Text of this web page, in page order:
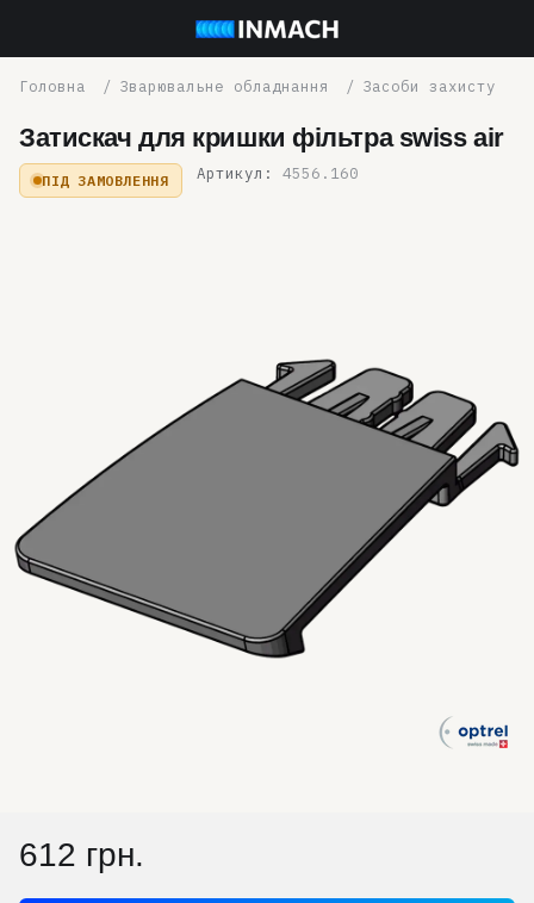
Зварювальне обладнання Засоби захисту
Затискач для кришки фільтра swiss air
ПІД ЗАМОВЛЕННЯ Артикул: 4556.160
612 грн.